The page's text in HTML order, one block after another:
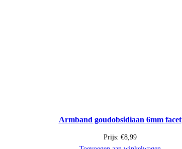
Armband goudobsidiaan 6mm facet
Prijs: €8,99